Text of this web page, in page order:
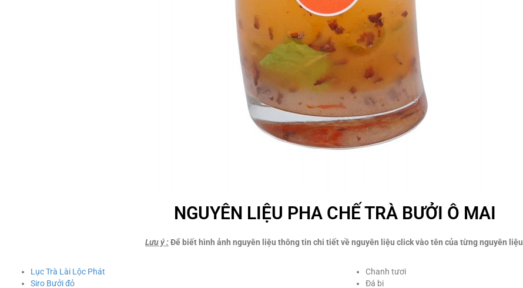
NGUYÊN LIỆU PHA CHẾ TRÀ BƯỞI Ô MAI
Lưu ý:Để biết hình ảnh nguyên liệu thông tin chi tiết về nguyên liệu click vào tên của từng nguyên liệu
Lục Trà Lài Lộc Phát
Siro Bưởi đỏ
Chanh tươi
Đá bi